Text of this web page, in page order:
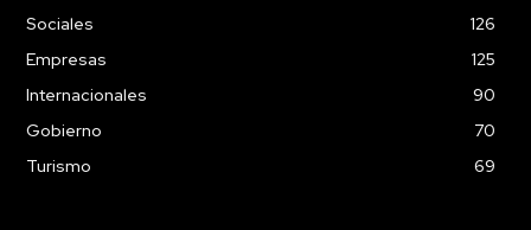
Sociales
126
Empresas
125
Internacionales
90
Gobierno
70
Turismo
69